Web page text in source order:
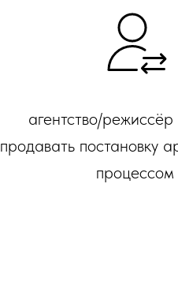
агентство/
продавать постановку
процессом